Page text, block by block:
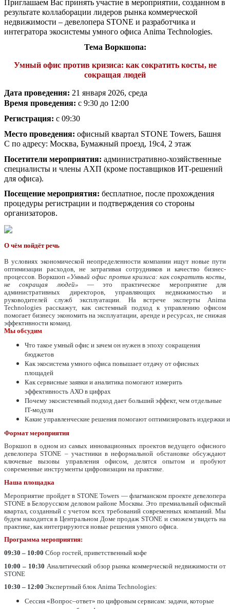
Приглашаем Вас принять участие в мероприятии, созданном в
результате коллаборации лидеров рынка коммерческой
недвижимости – девелопера STONE и разработчика и
интегратора экосистемы умного офиса Anima Technologies.
Тема Воркшопа:
Умный офис против кризиса: как сократить косты, не
сокращая людей
Дата проведения: 21 января 2026, среда
Время проведения: с 9:30 до 12:00
Регистрация: с 09:30
Место проведения: офисный квартал STONE Towers, Башня
С по адресу: Москва, Бумажный проезд, 19с4, 2 этаж
Посетители мероприятия: административно-хозяйственные
специалисты и члены АХП (кроме поставщиков ИТ-решений
для офиса).
Посещение мероприятия: бесплатное, после прохождения
процедуры регистрации и подтверждения со стороны
организаторов.
О чём пойдёт речь
В условиях экономической неопределенности компании ищут новые пути
оптимизации расходов, не затрагивая сотрудников и качество бизнес-
процессов. Воркшоп«Умный офис против кризиса: как сократить косты,
не сокращая людей» — это практическое мероприятие для
административных директоров, управляющих недвижимостью и
руководителей служб эксплуатации. На встрече эксперты Anima
Technologies расскажут, как системный подход к управлению офисом
помогает бизнесу экономить на эксплуатации, аренде и ресурсах, не снижая
эффективности команд.
Мы обсудим
Что такое умный офис и зачем он нужен в эпоху сокращения
бюджетов
Как экосистема умного офиса повышает отдачу от офисных
площадей
Как сервисные заявки и аналитика помогают измерить
эффективность АХО в цифрах
Почему экосистемный подход дает больший эффект, чем отдельные
IT-модули
Какие управленческие решения помогают оптимизировать издержки
Формат мероприятия
Воркшоп в одном из самых инновационных проектов ведущего офисного
девелопера STONE – участники в неформальной обстановке обсуждают
ключевые вызовы управления офисом, делятся опытом и пробуют
современные инструменты цифровизации на практике.
Наша площадка
Мероприятие пройдет в STONE Towers — флагманском проекте девелопера
STONE в Белорусском деловом районе Москвы. Это премиальный офисный
квартал, созданный с учетом всех требований современных компаний. Мы
будем находится в Центральном Доме продаж STONE и сможем увидеть на
практике, как интегрируются новые решения умного офиса.
Программа мероприятия:
09:30 – 10:00 Сбор гостей, приветственный кофе
10:00 – 10:30 Аналитический обзор рынка коммерческой недвижимости от
STONE
10:30 – 12:00 Экспертный блок Anima Technologies:
Сессия «Вопрос–ответ» по цифровым сервисам: задачи, которые